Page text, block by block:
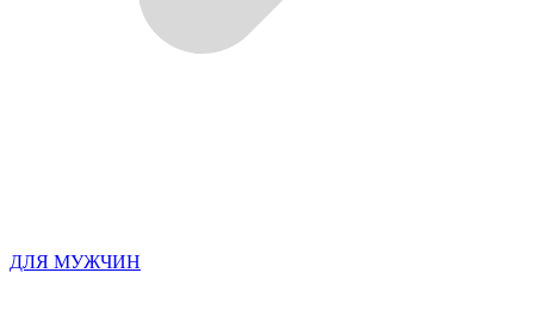
ДЛЯ МУЖЧИН